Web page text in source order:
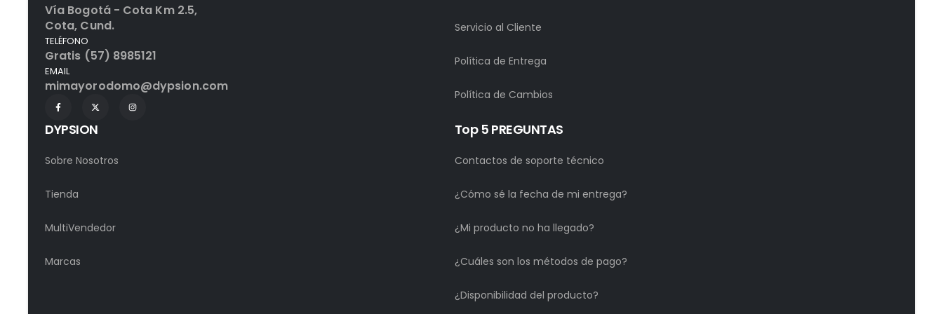
Vía Bogotá - Cota Km 2.5,
Cota, Cund.
TELÉFONO
Gratis (57) 8985121
EMAIL
mimayorodomo@dypsion.com
Servicio al Cliente
Política de Entrega
Política de Cambios
DYPSION
Sobre Nosotros
Tienda
MultiVendedor
Marcas
Top 5 PREGUNTAS
Contactos de soporte técnico
¿Cómo sé la fecha de mi entrega?
¿Mi producto no ha llegado?
¿Cuáles son los métodos de pago?
¿Disponibilidad del producto?